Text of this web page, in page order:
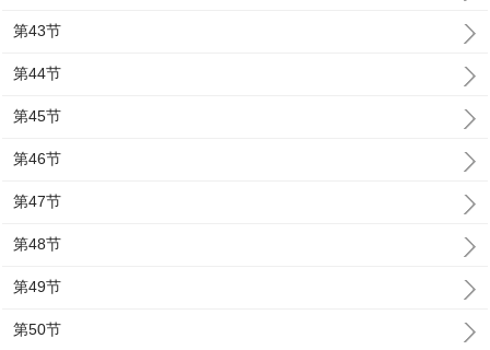
第43节
第44节
第45节
第46节
第47节
第48节
第49节
第50节